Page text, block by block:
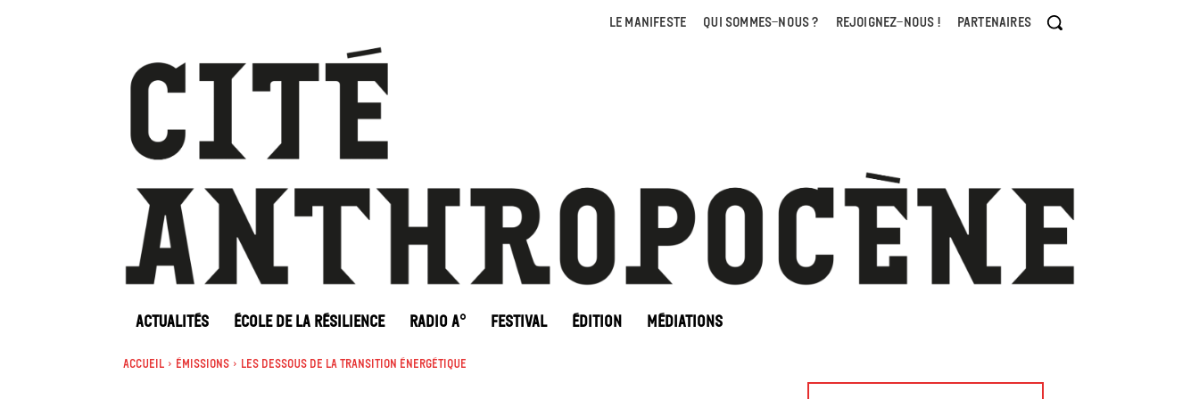
LE MANIFESTE QUI SOMMES-NOUS ? REJOIGNEZ-NOUS ! PARTENAIRES
ACTUALITÉS ÉCOLE DE LA RÉSILIENCE RADIO A° FESTIVAL ÉDITION MÉDIATIONS
Accueil Émissions Les dessous de la transition énergétique